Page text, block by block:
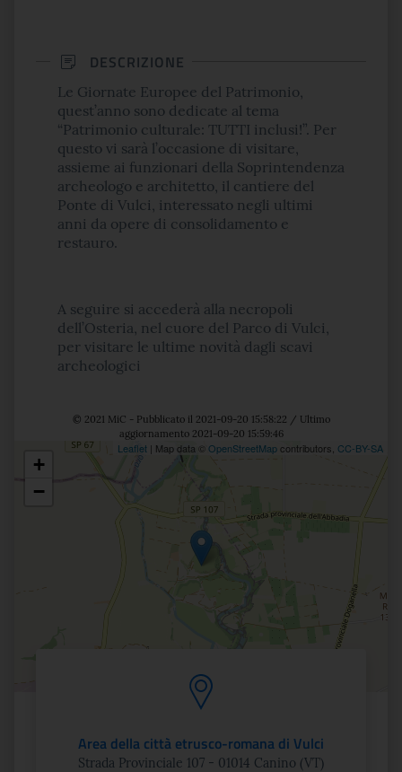
DESCRIZIONE
Le Giornate Europee del Patrimonio,
quest’anno sono dedicate al tema
“Patrimonio culturale: TUTTI inclusi!”. Per
questo vi sarà l’occasione di visitare,
assieme ai funzionari della Soprintendenza
archeologo e architetto, il cantiere del
Ponte di Vulci, interessato negli ultimi
anni da opere di consolidamento e
restauro.
A seguire si accederà alla necropoli
dell’Osteria, nel cuore del Parco di Vulci,
per visitare le ultime novità dagli scavi
archeologici
© 2021 MiC - Pubblicato il 2021-09-20 15:58:22 / Ultimo
aggiornamento 2021-09-20 15:59:46
Posizione
+
−
Leaflet | Map data © OpenStreetMapcontributors, CC-BY-SA
Area della città etrusco-romana di Vulci
Strada Provinciale 107 - 01014 Canino (VT)